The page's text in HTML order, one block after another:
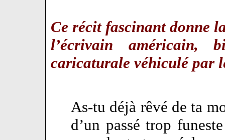
Ce récit fascinant donne
l’écrivain américain,
caricaturale véhiculé par
As-tu déjà rêvé de ta
d’un passé trop